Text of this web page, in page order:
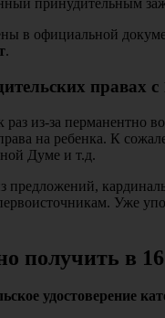
принудительным
в официальной
.
правах с
из-за перманентно
на ребенка. К
Думе и т.д.
предложений,
Уже
получить в 16
удостоверение